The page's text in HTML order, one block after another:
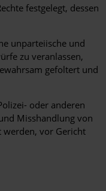
festgelegt, dessen
unparteiische und
zu veranlassen,
gefoltert und
oder anderen
Misshandlung von
vor Gericht